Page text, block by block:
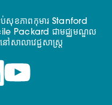
ប់សុខភាពកុមារ Stanford
Packard ជាមជ្ឈមណ្ឌល
សាលាវេជ្ជសាស្ត្រ